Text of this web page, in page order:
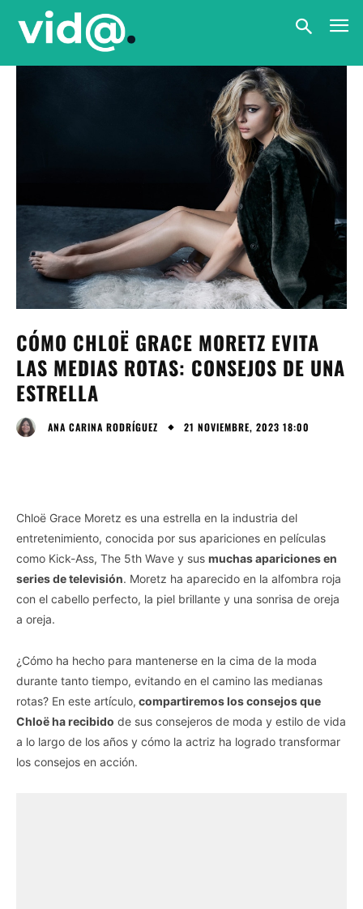
CÓMO CHLOË GRACE MORETZ EVITA
LAS MEDIAS ROTAS: CONSEJOS DE UNA
ESTRELLA
ANA CARINA RODRÍGUEZ 21 NOVIEMBRE, 2023 18:00
Chloë Grace Moretz es una estrella en la industria del
entretenimiento, conocida por sus apariciones en películas
como Kick-Ass, The 5th Wave y sus muchas apariciones en
series de televisión. Moretz ha aparecido en la alfombra roja
con el cabello perfecto, la piel brillante y una sonrisa de oreja
a oreja.
¿Cómo ha hecho para mantenerse en la cima de la moda
durante tanto tiempo, evitando en el camino las medianas
rotas? En este artículo, compartiremos los consejos que
Chloë ha recibido de sus consejeros de moda y estilo de vida
a lo largo de los años y cómo la actriz ha logrado transformar
los consejos en acción.